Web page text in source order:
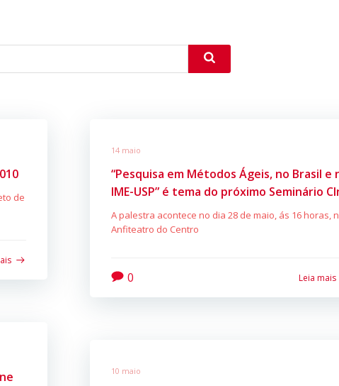
de
14 maio
“Pesquisa em Métodos Ágeis, no Brasil e
IME-USP” é tema do próximo Seminário
A palestra acontece no dia 28 de maio, ás 16 horas,
Anfiteatro do Centro
0 Leia mais
10 maio